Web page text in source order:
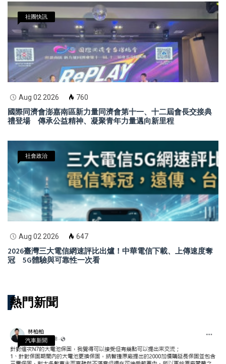
社團快訊
Aug 02 2026 760
國際同濟會澎嘉南區新力量同濟會第十一、十二屆會長交接典
禮登場 傳承公益精神、凝聚青年力量邁向新里程
社會政治
Aug 02 2026 647
2026臺灣三大電信網速評比出爐！中華電信下載、上傳速度奪
冠 5G體驗與可靠性一次看
熱門新聞
汽車新聞